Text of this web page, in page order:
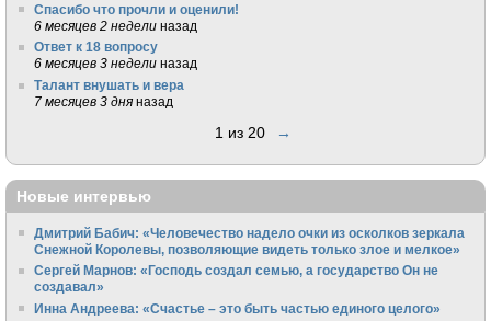
Спасибо что прочли и оценили!
6 месяцев 2 недели назад
Ответ к 18 вопросу
6 месяцев 3 недели назад
Талант внушать и вера
7 месяцев 3 дня назад
1 из 20 →
Новые интервью
Дмитрий Бабич: «Человечество надело очки из осколков зеркала
Снежной Королевы, позволяющие видеть только злое и мелкое»
Сергей Марнов: «Господь создал семью, а государство Он не
создавал»
Инна Андреева: «Счастье – это быть частью единого целого»